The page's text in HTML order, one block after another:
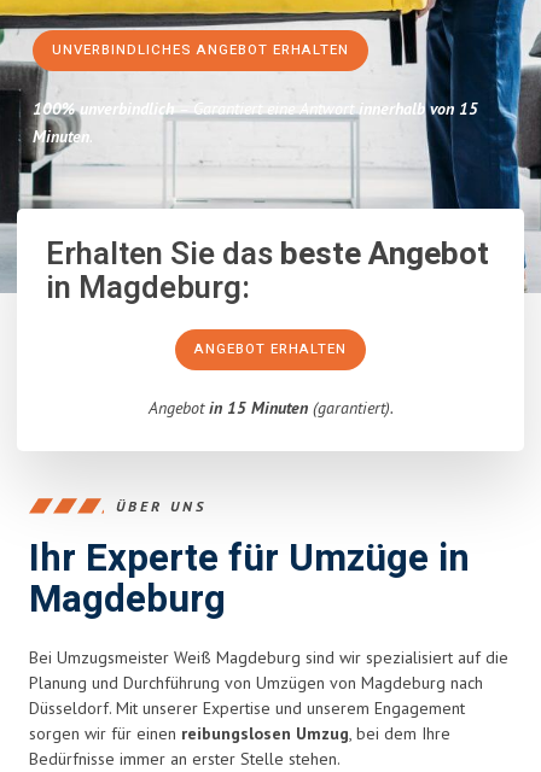
UNVERBINDLICHES ANGEBOT ERHALTEN
100% unverbindlich– Garantiert eine Antwortinnerhalb von 15
Minuten.
Erhalten Sie dasbeste Angebot
in Magdeburg:
ANGEBOT ERHALTEN
Angebotin 15 Minuten(garantiert).
ÜBER UNS
Ihr Experte für Umzüge in
Magdeburg
Bei Umzugsmeister Weiß Magdeburg sind wir spezialisiert auf die
Planung und Durchführung von Umzügen von Magdeburg nach
Düsseldorf. Mit unserer Expertise und unserem Engagement
sorgen wir für einen reibungslosen Umzug, bei dem Ihre
Bedürfnisse immer an erster Stelle stehen.